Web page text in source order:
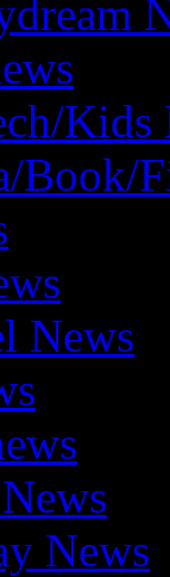
Kids
Book/
News
News